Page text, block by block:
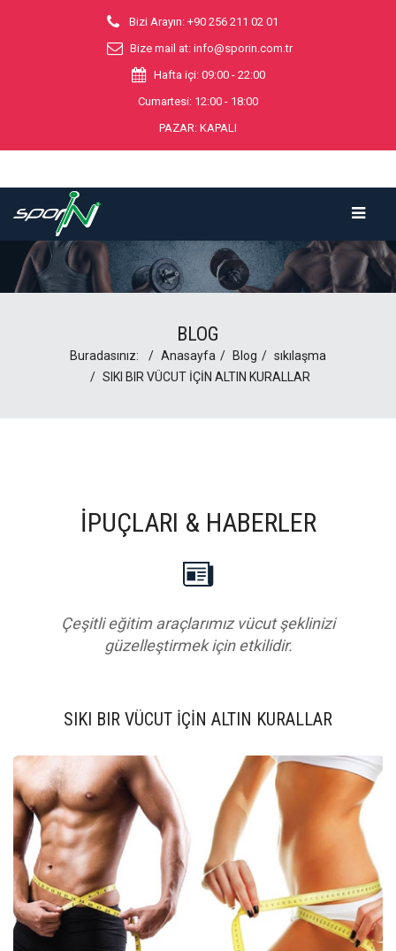
Bizi Arayın: +90 256 211 02 01
Bize mail at: info@sporin.com.tr
Hafta içi: 09:00 - 22:00
Cumartesi: 12:00 - 18:00
PAZAR: KAPALI
BLOG
Buradasınız: Anasayfa Blog
sıkılaşma
SIKI BIR VÜCUT İÇİN ALTIN KURALLAR
İPUÇLARI & HABERLER
Çeşitli eğitim araçlarımız vücut şeklinizi
güzelleştirmek için etkilidir.
SIKI BIR VÜCUT İÇİN ALTIN KURALLAR